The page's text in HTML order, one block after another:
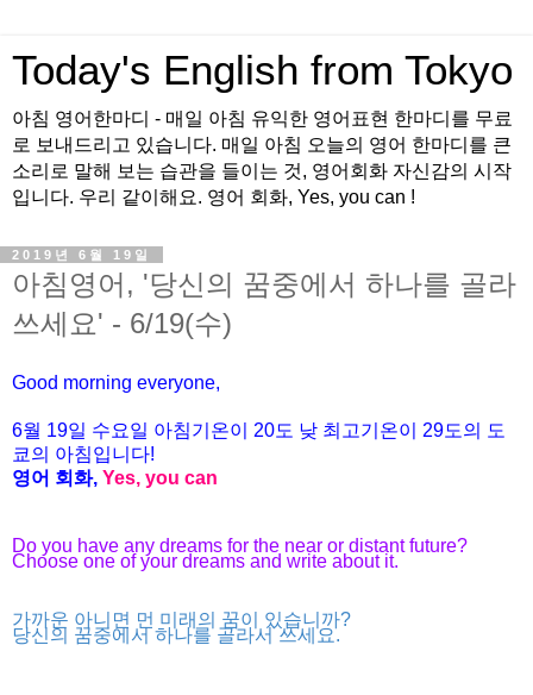
Today's English from Tokyo
아침 영어한마디 - 매일 아침 유익한 영어표현 한마디를 무료
로 보내드리고 있습니다. 매일 아침 오늘의 영어 한마디를 큰
소리로 말해 보는 습관을 들이는 것, 영어회화 자신감의 시작
입니다. 우리 같이해요. 영어 회화, Yes, you can !
2019년 6월 19일
아침영어, '당신의 꿈중에서 하나를 골라
쓰세요' - 6/19(수)
Good morning everyone,
6월 19일 수요일 아침기온이 20도 낮 최고기온이 29도의 도
쿄의 아침입니다!
영어 회화, Yes, you can
Do you have any dreams for the near or distant future?
Choose one of your dreams and write about it.
가까운 아니면 먼 미래의 꿈이 있습니까?
당신의 꿈중에서 하나를 골라서 쓰세요.